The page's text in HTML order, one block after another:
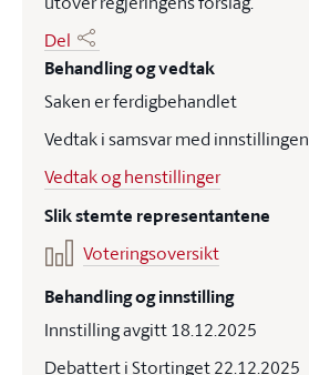
Del
Behandling og vedtak
Saken er ferdigbehandlet
Vedtak i samsvar med innstillingen
Vedtak og henstillinger
Slik stemte representantene
Voteringsoversikt
Behandling og innstilling
Innstilling avgitt 18.12.2025
Debattert i Stortinget 22.12.2025